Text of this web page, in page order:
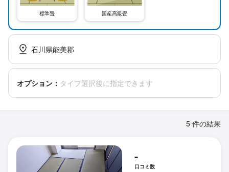
標準畳 国産高級畳
石川県能美郡
オプション： タイプ選択後に指定できます
5 件の結果
-
口コミ数